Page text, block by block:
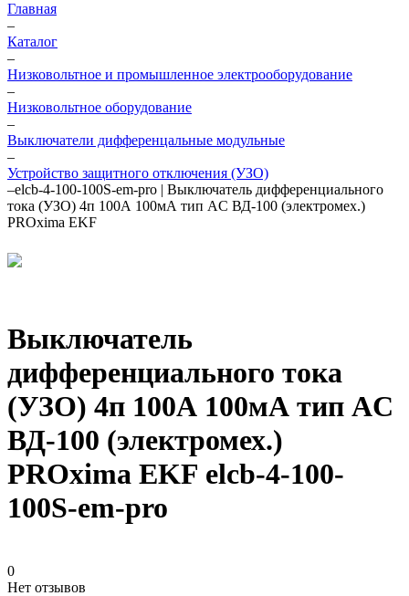
Главная
–
Каталог
–
Низковольтное и промышленное электрооборудование
–
Низковольтное оборудование
–
Выключатели дифференцальные модульные
–
Устройство защитного отключения (УЗО)
–elcb-4-100-100S-em-pro | Выключатель дифференциального
тока (УЗО) 4п 100А 100мА тип AC ВД-100 (электромех.)
PROxima EKF
Выключатель
дифференциального тока
(УЗО) 4п 100А 100мА тип AC
ВД-100 (электромех.)
PROxima EKF elcb-4-100-
100S-em-pro
0
Нет отзывов